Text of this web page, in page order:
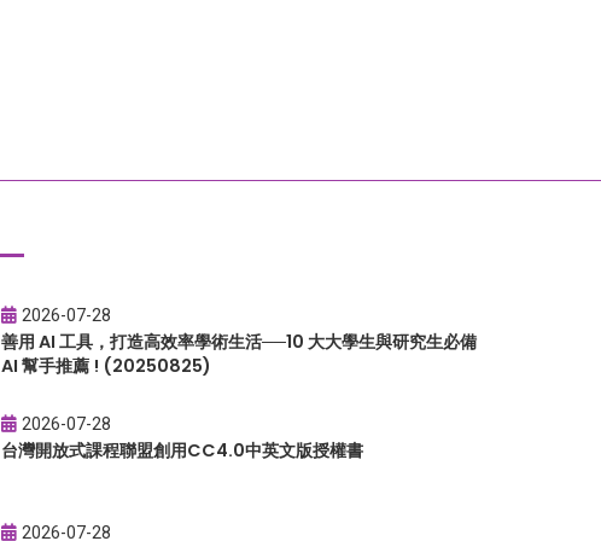
2026-07-28
善用 AI 工具，打造高效率學術生活──10 大大學生與研究生必備
AI 幫手推薦 ! (20250825)
2026-07-28
台灣開放式課程聯盟創用CC4.0中英文版授權書
2026-07-28